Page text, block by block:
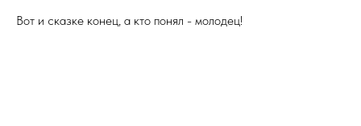
Вот и сказке конец, а кто понял - молодец!